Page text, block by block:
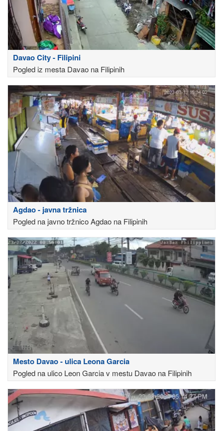
Davao City - Filipini
Pogled iz mesta Davao na Filipinih
Agdao - javna tržnica
Pogled na javno tržnico Agdao na Filipinih
Mesto Davao - ulica Leona Garcia
Pogled na ulico Leon Garcia v mestu Davao na Filipinih